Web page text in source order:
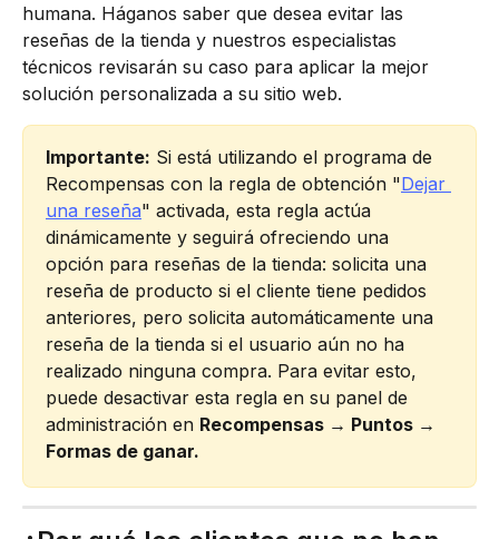
humana. Háganos saber que desea evitar las
reseñas de la tienda y nuestros especialistas
técnicos revisarán su caso para aplicar la mejor
solución personalizada a su sitio web.
Importante: Si está utilizando el programa de
Recompensas con la regla de obtención "Dejar
una reseña" activada, esta regla actúa
dinámicamente y seguirá ofreciendo una
opción para reseñas de la tienda: solicita una
reseña de producto si el cliente tiene pedidos
anteriores, pero solicita automáticamente una
reseña de la tienda si el usuario aún no ha
realizado ninguna compra. Para evitar esto,
puede desactivar esta regla en su panel de
administración en Recompensas → Puntos →
Formas de ganar.